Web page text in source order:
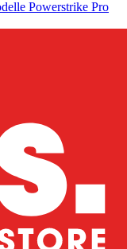
Powerstrike Pro